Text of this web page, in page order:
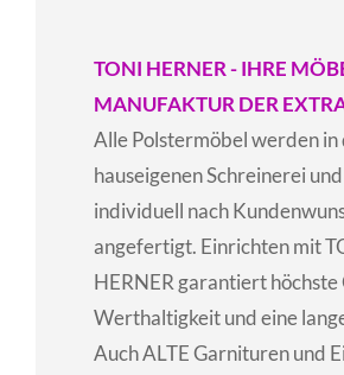
TONI HERNER - IHRE
MANUFAKTUR DER
Alle Polstermöbel werden in
hauseigenen Schreinerei
individuell nach
angefertigt. Einrichten mit
HERNER garantiert
Werthaltigkeit und eine
Auch ALTE Garnituren und